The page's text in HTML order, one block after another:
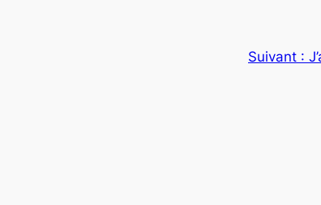
Suivant :